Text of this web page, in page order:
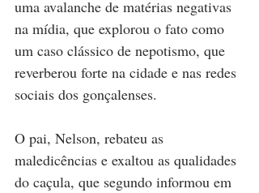
uma avalanche de matérias negativas
na mídia, que explorou o fato como
um caso clássico de nepotismo, que
reverberou forte na cidade e nas redes
sociais dos gonçalenses.
O pai, Nelson, rebateu as
maledicências e exaltou as qualidades
do caçula, que segundo informou em